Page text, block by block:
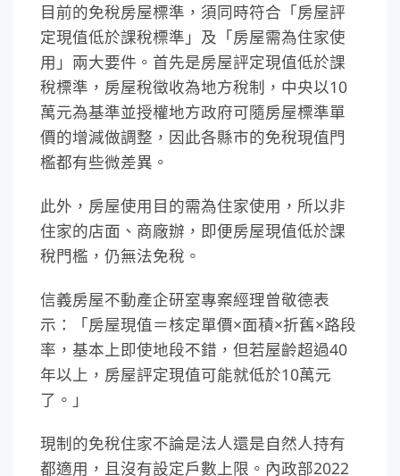
目前的免稅房屋標準，須同時符合「房屋評
定現值低於課稅標準」及「房屋需為住家使
用」兩大要件。首先是房屋評定現值低於課
稅標準，房屋稅徵收為地方稅制，中央以10
萬元為基準並授權地方政府可隨房屋標準單
價的增減做調整，因此各縣市的免稅現值門
檻都有些微差異。
此外，房屋使用目的需為住家使用，所以非
住家的店面、商廠辦，即便房屋現值低於課
稅門檻，仍無法免稅。
信義房屋不動產企研室專案經理曾敬德表
示：「房屋現值＝核定單價×面積×折舊×路段
率，基本上即使地段不錯，但若屋齡超過40
年以上，房屋評定現值可能就低於10萬元
了。」
現制的免稅住家不論是法人還是自然人持有
都適用，且沒有設定戶數上限。內政部2022